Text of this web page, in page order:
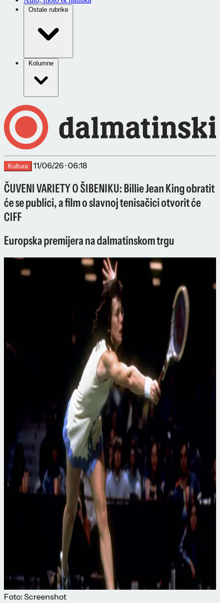
Ostale rubrike
Kolumne
Kultura 11/06/26 · 06:18
ČUVENI VARIETY O ŠIBENIKU: Billie Jean King obratit
će se publici, a film o slavnoj tenisačici otvorit će
CIFF
Europska premijera na dalmatinskom trgu
Foto: Screenshot